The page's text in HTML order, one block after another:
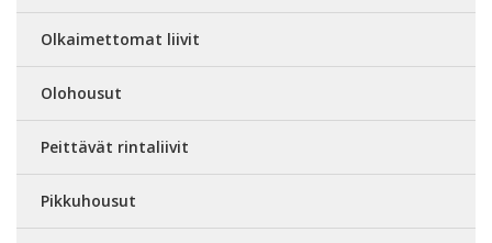
Olkaimettomat liivit
Olohousut
Peittävät rintaliivit
Pikkuhousut